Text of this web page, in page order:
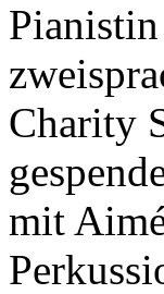
Charity
mit